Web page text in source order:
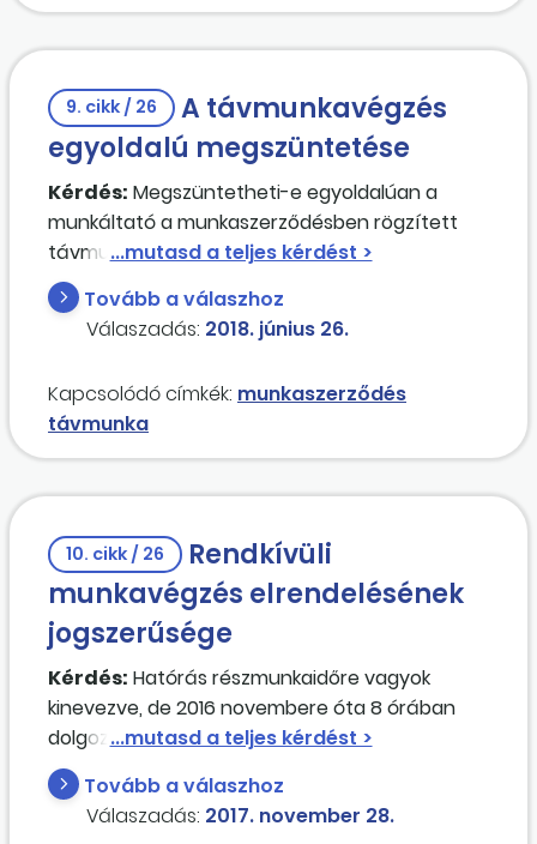
9. cikk / 26
A távmunkavégzés
egyoldalú megszüntetése
Kérdés: Megszüntetheti-e egyoldalúan a
munkáltató a munkaszerződésben rögzített
távmunkát, ha már nem áll érdekében annak
engedélyezése?
Tovább a válaszhoz
Válaszadás: 2018. június 26.
Kapcsolódó címkék: munkaszerződés
távmunka
10. cikk / 26
Rendkívüli
munkavégzés elrendelésének
jogszerűsége
Kérdés: Hatórás részmunkaidőre vagyok
kinevezve, de 2016 novembere óta 8 órában
dolgozom. Ezt úgy oldják meg, hogy mindig 2
óra túl--órának minősül. Hiába dolgoztatnak
velem 8 órát, cafeteriát 6 órás munkára
fizetnek.
Tovább a válaszhoz
Válaszadás: 2017. november 28.